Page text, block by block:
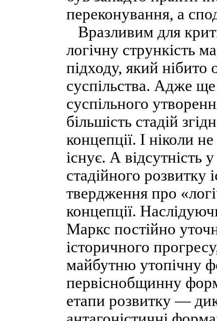
переконування, а
Вразливим для
логічну стрункість
підходу, який нібито
суспільства. Адже
суспільного
більшість стадій
концепції. І ніколи
існує. А відсутність
стадійного розвитку
твердження про
концепції.
Маркс постійно
історичного
майбутню утопічну
первіснобщинну
етапи розвитку —